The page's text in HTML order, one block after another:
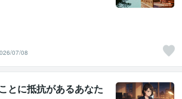
07/08
とに抵抗があるあなた